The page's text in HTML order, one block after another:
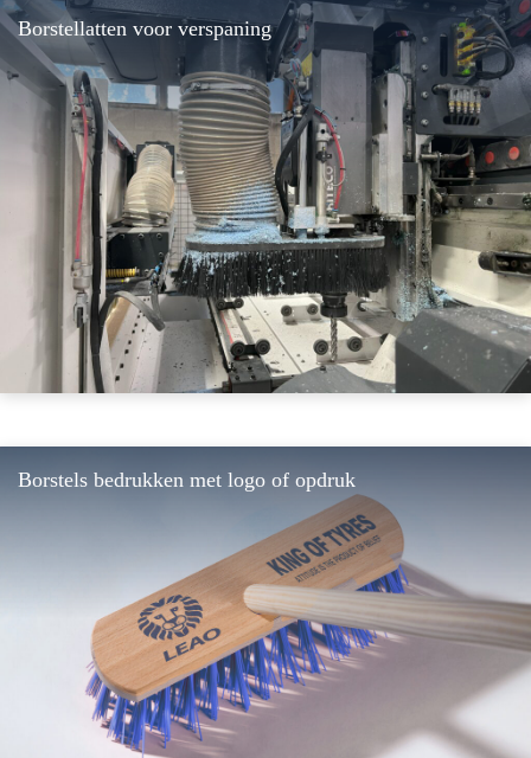
Borstellatten voor verspaning
Borstels bedrukken met logo of opdruk